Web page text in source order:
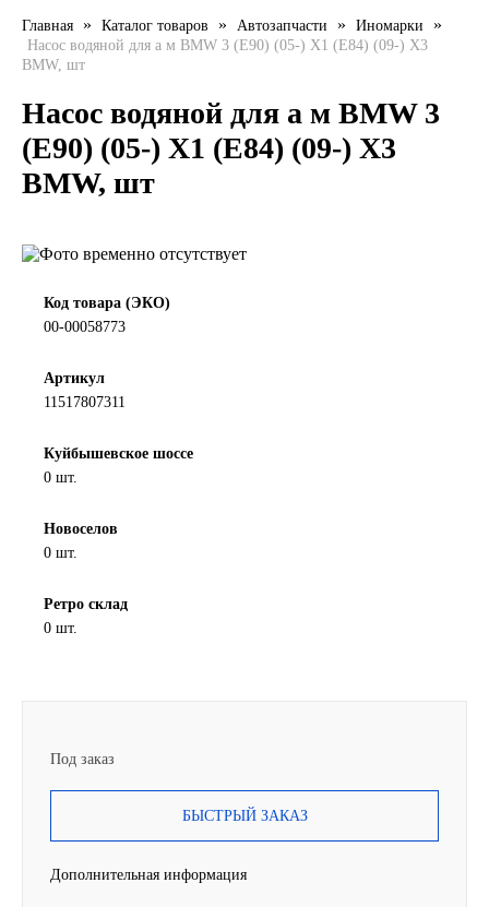
LIQUI MOLY
MANNOL
MOBIL
MOTUL
OIL RIGHT
REPSOL
SHELL
SINTEC
TOTAL
ZIC
Главная » Каталог товаров » Автозапчасти » Иномарки »
Насос водяной для а м BMW 3 (E90) (05-) X1 (E84) (09-) X3
BMW, шт
Насос водяной для а м BMW 3
(E90) (05-) X1 (E84) (09-) X3
BMW, шт
Код товара (ЭКО)
00-00058773
Артикул
11517807311
Куйбышевское шоссе
0 шт.
Новоселов
0 шт.
Ретро склад
0 шт.
Под заказ
БЫСТРЫЙ ЗАКАЗ
Дополнительная информация